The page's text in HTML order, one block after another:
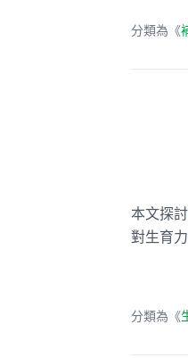
分類為《
本文探
對生育
分類為《